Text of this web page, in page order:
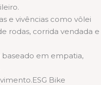
e vivências como vôlei
rodas, corrida vendada e
em empatia,
Bike